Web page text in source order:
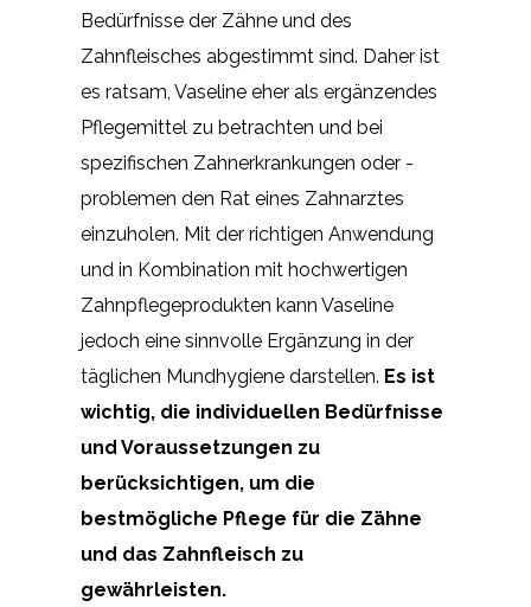
Bedürfnisse der Zähne und des
Zahnfleisches abgestimmt sind. Daher ist
es ratsam, Vaseline eher als ergänzendes
Pflegemittel zu betrachten und bei
spezifischen Zahnerkrankungen oder -
problemen den Rat eines Zahnarztes
einzuholen. Mit der richtigen Anwendung
und in Kombination mit hochwertigen
Zahnpflegeprodukten kann Vaseline
jedoch eine sinnvolle Ergänzung in der
täglichen Mundhygiene darstellen. Es ist
wichtig, die individuellen Bedürfnisse
und Voraussetzungen zu
berücksichtigen, um die
bestmögliche Pflege für die Zähne
und das Zahnfleisch zu
gewährleisten.